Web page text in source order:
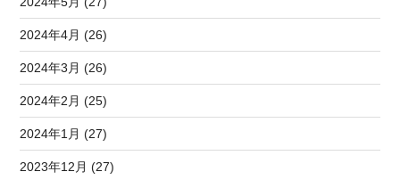
2024年4月 (26)
2024年3月 (26)
2024年2月 (25)
2024年1月 (27)
2023年12月 (27)